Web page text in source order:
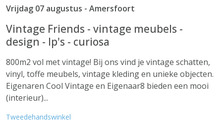
Vrijdag 07 augustus - Amersfoort
Vintage Friends - vintage meubels -
design - lp's - curiosa
800m2 vol met vintage! Bij ons vind je vintage schatten,
vinyl, toffe meubels, vintage kleding en unieke objecten.
Eigenaren Cool Vintage en Eigenaar8 bieden een mooi
(interieur)...
Tweedehandswinkel